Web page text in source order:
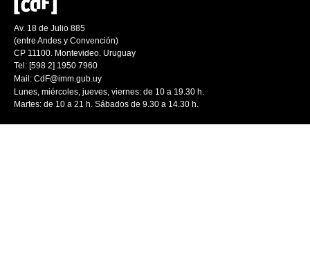
Av. 18 de Julio 885
(entre Andes y Convención)
CP 11100. Montevideo. Uruguay
Tel: [598 2] 1950 7960
Mail: CdF@imm.gub.uy
Lunes, miércoles, jueves, viernes: de 10 a 19.30 h.
Martes: de 10 a 21 h. Sábados de 9.30 a 14.30 h.